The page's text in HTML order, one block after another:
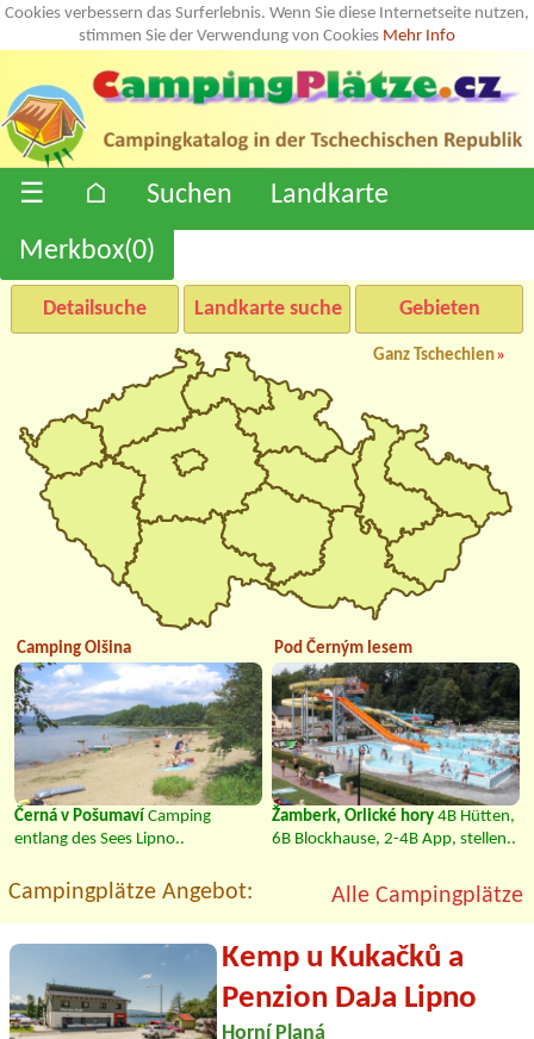
Cookies verbessern das Surferlebnis. Wenn Sie diese Internetseite nutzen,
stimmen Sie der Verwendung von Cookies Mehr Info
☰ ⌂ Suchen
Landkarte
Merkbox(0)
Detailsuche Landkarte suche Gebieten
Ganz Tschechien»
Camping Olšina
Černá v Pošumaví Camping
entlang des Sees Lipno..
Pod Černým lesem
Žamberk, Orlické hory 4B Hütten,
6B Blockhause, 2-4B App, stellen..
Campingplätze Angebot: Alle Campingplätze
Kemp u Kukačků a
Penzion DaJa Lipno
Horní Planá